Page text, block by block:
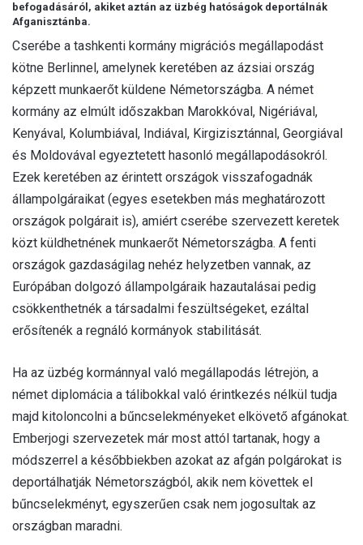
befogadásáról, akiket aztán az üzbég hatóságok deportálnák
Afganisztánba.
Cserébe a tashkenti kormány migrációs megállapodást
kötne Berlinnel, amelynek keretében az ázsiai ország
képzett munkaerőt küldene Németországba. A német
kormány az elmúlt időszakban Marokkóval, Nigériával,
Kenyával, Kolumbiával, Indiával, Kirgizisztánnal, Georgiával
és Moldovával egyeztetett hasonló megállapodásokról.
Ezek keretében az érintett országok visszafogadnák
állampolgáraikat (egyes esetekben más meghatározott
országok polgárait is), amiért cserébe szervezett keretek
közt küldhetnének munkaerőt Németországba. A fenti
országok gazdaságilag nehéz helyzetben vannak, az
Európában dolgozó állampolgáraik hazautalásai pedig
csökkenthetnék a társadalmi feszültségeket, ezáltal
erősítenék a regnáló kormányok stabilitását.
Ha az üzbég kormánnyal való megállapodás létrejön, a
német diplomácia a tálibokkal való érintkezés nélkül tudja
majd kitoloncolni a bűncselekményeket elkövető afgánokat.
Emberjogi szervezetek már most attól tartanak, hogy a
módszerrel a későbbiekben azokat az afgán polgárokat is
deportálhatják Németországból, akik nem követtek el
bűncselekményt, egyszerűen csak nem jogosultak az
országban maradni.